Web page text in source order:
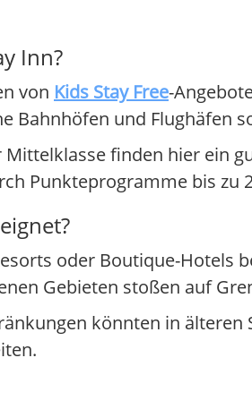
Inn?
von Kids Stay Free-
Bahnhöfen und Flughäfen
finden hier ein
Punkteprogramme bis zu
oder Boutique-Hotels
Gebieten stoßen auf
könnten in